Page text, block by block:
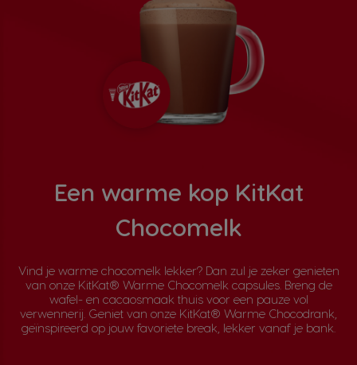
Een warme kop KitKat
Chocomelk
Vind je warme chocomelk lekker? Dan zul je zeker genieten
van onze KitKat® Warme Chocomelk capsules. Breng de
wafel- en cacaosmaak thuis voor een pauze vol
verwennerij. Geniet van onze KitKat® Warme Chocodrank,
geïnspireerd op jouw favoriete break, lekker vanaf je bank.